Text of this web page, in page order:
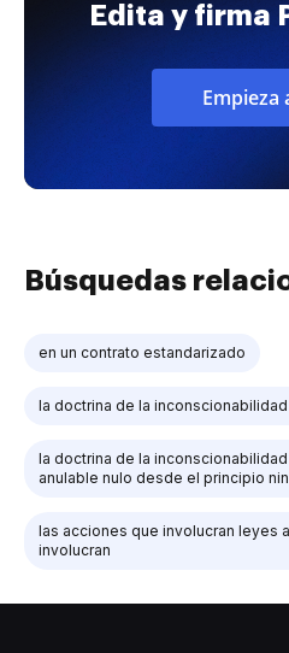
Edita y firma
Empieza
Búsquedas
en un contrato estandarizado
la doctrina de la
la doctrina de la
anulable nulo desde el principio
las acciones que involucran leyes
involucran